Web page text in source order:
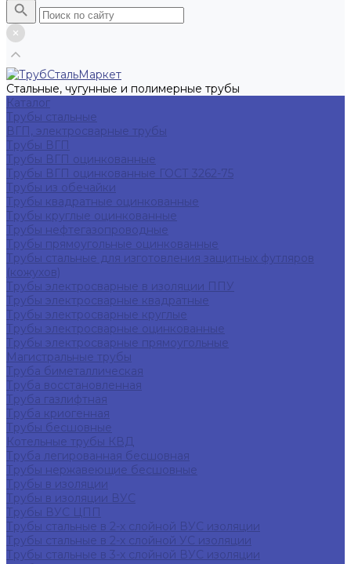
Стальные, чугунные и полимерные трубы
Каталог
Трубы стальные
ВГП, электросварные трубы
Трубы ВГП
Трубы ВГП оцинкованные
Трубы ВГП оцинкованные ГОСТ 3262-75
Трубы из обечайки
Трубы квадратные оцинкованные
Трубы круглые оцинкованные
Трубы нефтегазопроводные
Трубы прямоугольные оцинкованные
Трубы стальные для изготовления защитных футляров
(кожухов)
Трубы электросварные в изоляции ППУ
Трубы электросварные квадратные
Трубы электросварные круглые
Трубы электросварные оцинкованные
Трубы электросварные прямоугольные
Магистральные трубы
Труба биметаллическая
Труба восстановленная
Труба газлифтная
Труба криогенная
Трубы бесшовные
Котельные трубы КВД
Труба легированная бесшовная
Трубы нержавеющие бесшовные
Трубы в изоляции
Трубы в изоляции ВУС
Трубы ВУС ЦПП
Трубы стальные в 2-х слойной ВУС изоляции
Трубы стальные в 2-х слойной УС изоляции
Трубы стальные в 3-х слойной ВУС изоляции